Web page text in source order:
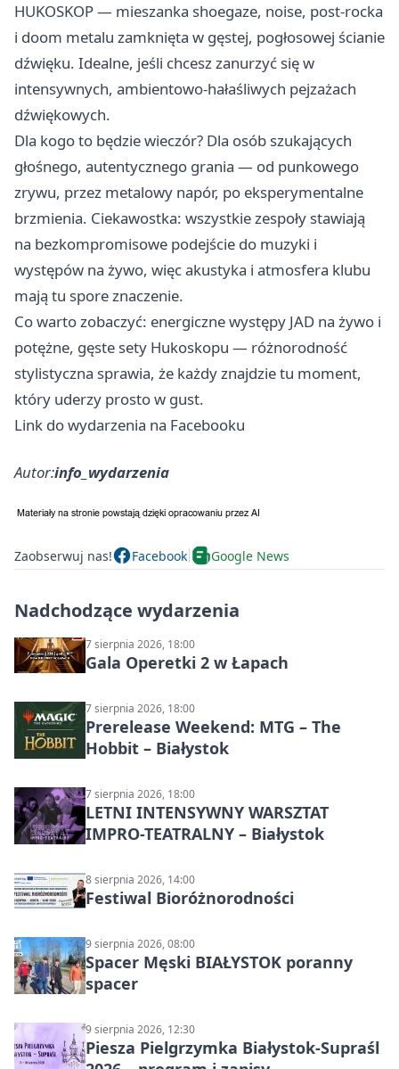
HUKOSKOP — mieszanka shoegaze, noise, post-rocka
i doom metalu zamknięta w gęstej, pogłosowej ścianie
dźwięku. Idealne, jeśli chcesz zanurzyć się w
intensywnych, ambientowo-hałaśliwych pejzażach
dźwiękowych.
Dla kogo to będzie wieczór? Dla osób szukających
głośnego, autentycznego grania — od punkowego
zrywu, przez metalowy napór, po eksperymentalne
brzmienia. Ciekawostka: wszystkie zespoły stawiają
na bezkompromisowe podejście do muzyki i
występów na żywo, więc akustyka i atmosfera klubu
mają tu spore znaczenie.
Co warto zobaczyć: energiczne występy JAD na żywo i
potężne, gęste sety Hukoskopu — różnorodność
stylistyczna sprawia, że każdy znajdzie tu moment,
który uderzy prosto w gust.
Link do wydarzenia na Facebooku
Autor:info_wydarzenia
Zaobserwuj nas! Facebook Google News
Nadchodzące wydarzenia
7 sierpnia 2026, 18:00
Gala Operetki 2 w Łapach
7 sierpnia 2026, 18:00
Prerelease Weekend: MTG – The
Hobbit – Białystok
7 sierpnia 2026, 18:00
LETNI INTENSYWNY WARSZTAT
IMPRO-TEATRALNY – Białystok
8 sierpnia 2026, 14:00
Festiwal Bioróżnorodności
9 sierpnia 2026, 08:00
Spacer Męski BIAŁYSTOK poranny
spacer
9 sierpnia 2026, 12:30
Piesza Pielgrzymka Białystok-Supraśl